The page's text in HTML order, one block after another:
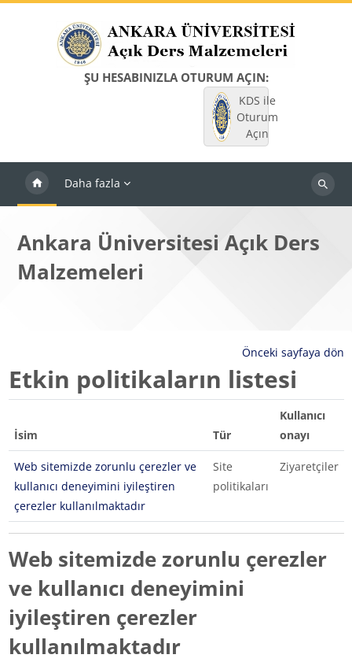
ŞU HESABINIZLA OTURUM AÇIN:
KDS ile
Oturum
Açın
Daha fazla
Dersleri
Ankara Üniversitesi Açık Ders
Malzemeleri
Önceki sayfaya dön
Etkin politikaların listesi
İsim Tür
Kullanıcı
onayı
Web sitemizde zorunlu çerezler ve
kullanıcı deneyimini iyileştiren
çerezler kullanılmaktadır
Site
politikaları
Ziyaretçiler
Web sitemizde zorunlu çerezler
ve kullanıcı deneyimini
iyileştiren çerezler
kullanılmaktadır